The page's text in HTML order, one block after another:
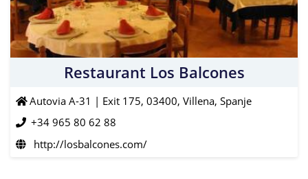
Restaurant Los Balcones
Autovia A-31 | Exit 175, 03400, Villena, Spanje
+34 965 80 62 88
http://losbalcones.com/